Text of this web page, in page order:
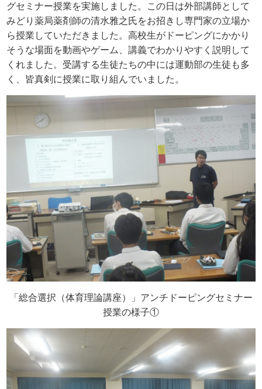
グセミナー授業を実施しました。この日は外部講師として
みどり薬局薬剤師の清水雅之氏をお招きし専門家の立場か
ら授業していただきました。高校生がドーピングにかかり
そうな場面を動画やゲーム、講義でわかりやすく説明して
くれました。受講する生徒たちの中には運動部の生徒も多
く、皆真剣に授業に取り組んでいました。
「総合選択（体育理論講座）」アンチドーピングセミナー
授業の様子①